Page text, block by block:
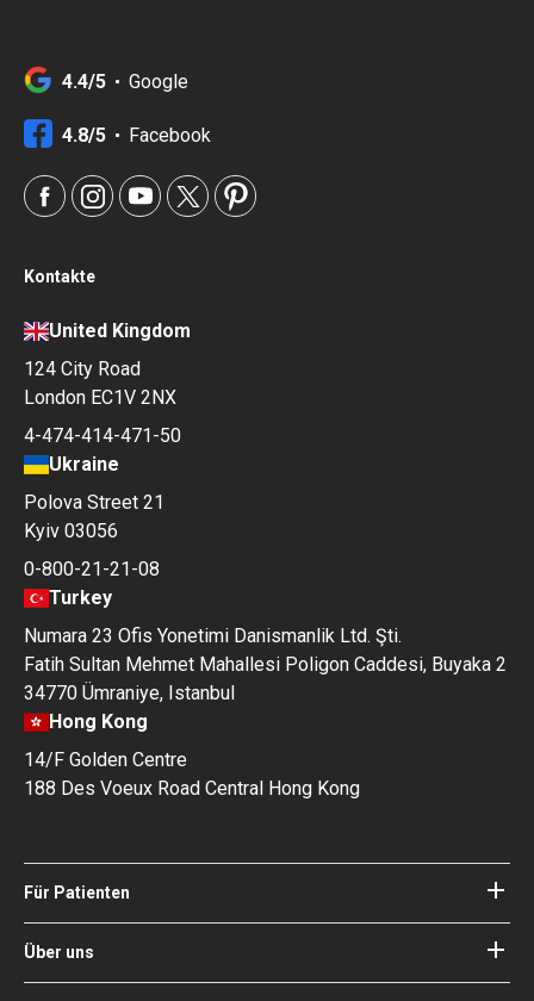
4.4/5 Google
4.8/5 Facebook
Kontakte
United Kingdom
124 City Road
London EC1V 2NX
4-474-414-471-50
Ukraine
Polova Street 21
Kyiv 03056
0-800-21-21-08
Turkey
Numara 23 Ofis Yonetimi Danismanlik Ltd. Şti.
Fatih Sultan Mehmet Mahallesi Poligon Caddesi, Buyaka 2
34770 Ümraniye, Istanbul
Hong Kong
14/F Golden Centre
188 Des Voeux Road Central Hong Kong
Für Patienten
Kliniken
Ärzte
Blog
Über uns
Über Bookimed